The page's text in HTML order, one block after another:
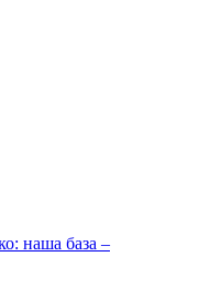
наша база –